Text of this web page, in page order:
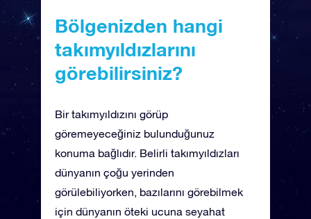
Bölgenizden hangi
takımyıldızlarını
görebilirsiniz?
Bir takımyıldızını görüp
göremeyeceğiniz bulunduğunuz
konuma bağlıdır. Belirli takımyıldızları
dünyanın çoğu yerinden
görülebiliyorken, bazılarını görebilmek
için dünyanın öteki ucuna seyahat